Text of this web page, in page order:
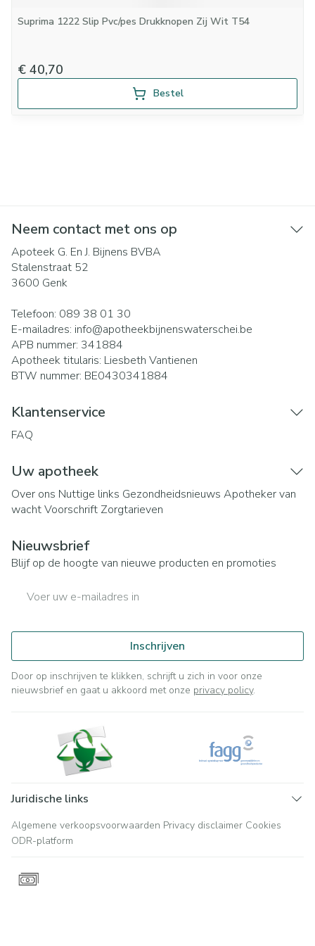
Suprima 1222 Slip Pvc/pes Drukknopen Zij Wit T54
€ 40,70
Bestel
Neem contact met ons op
Apoteek G. En J. Bijnens BVBA
Stalenstraat 52
3600 Genk
Telefoon: 089 38 01 30
E-mailadres: info@apotheekbijnenswaterschei.be
APB nummer: 341884
Apotheek titularis: Liesbeth Vantienen
BTW nummer: BE0430341884
Klantenservice
FAQ
Uw apotheek
Over ons Nuttige links Gezondheidsnieuws Apotheker van
wachtVoorschrift Zorgtarieven
Nieuwsbrief
Blijf op de hoogte van nieuwe producten en promoties
Inschrijven
Door op inschrijven te klikken, schrijft u zich in voor onze
nieuwsbrief en gaat u akkoord met onze privacy policy.
Juridische links
Algemene verkoopsvoorwaarden Privacy disclaimer Cookies
ODR-platform